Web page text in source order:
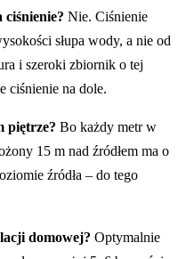
ciśnienie? Nie. Ciśnienie
słupa wody, a nie od
i szeroki zbiornik o tej
ciśnienie na dole.
piętrze? Bo każdy metr w
15 m nad źródłem ma o
źródła – do tego
domowej? Optymalnie